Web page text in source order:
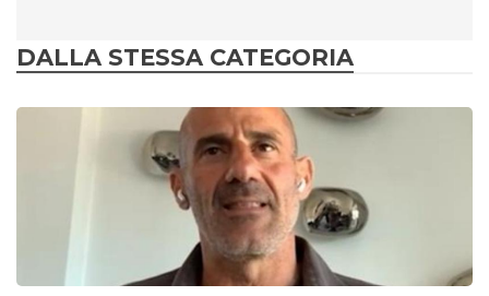
DALLA STESSA CATEGORIA